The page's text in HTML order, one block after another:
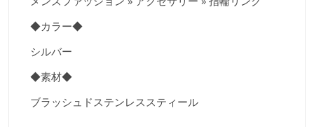
◆カラー◆
シルバー
◆素材◆
ブラッシュドステンレススティール